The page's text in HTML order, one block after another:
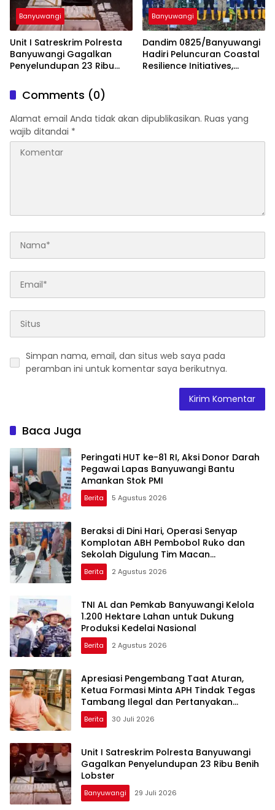
Banyuwangi
Unit I Satreskrim Polresta
Banyuwangi Gagalkan
Penyelundupan 23 Ribu
Banyuwangi
Dandim 0825/Banyuwangi
Hadiri Peluncuran Coastal
Resilience Initiatives,
Comments (0)
Alamat email Anda tidak akan dipublikasikan. Ruas yang
wajib ditandai *
Simpan nama, email, dan situs web saya pada
peramban ini untuk komentar saya berikutnya.
Baca Juga
Peringati HUT ke-81 RI, Aksi Donor Darah
Pegawai Lapas Banyuwangi Bantu
Amankan Stok PMI
Berita 5 Agustus 2026
Beraksi di Dini Hari, Operasi Senyap
Komplotan ABH Pembobol Ruko dan
Sekolah Digulung Tim Macan
Blambangan
Berita 2 Agustus 2026
TNI AL dan Pemkab Banyuwangi Kelola
1.200 Hektare Lahan untuk Dukung
Produksi Kedelai Nasional
Berita 2 Agustus 2026
Apresiasi Pengembang Taat Aturan,
Ketua Formasi Minta APH Tindak Tegas
Tambang Ilegal dan Pertanyakan
Perizinan di Gambor
Berita 30 Juli 2026
Unit I Satreskrim Polresta Banyuwangi
Gagalkan Penyelundupan 23 Ribu Benih
Lobster
Banyuwangi 29 Juli 2026